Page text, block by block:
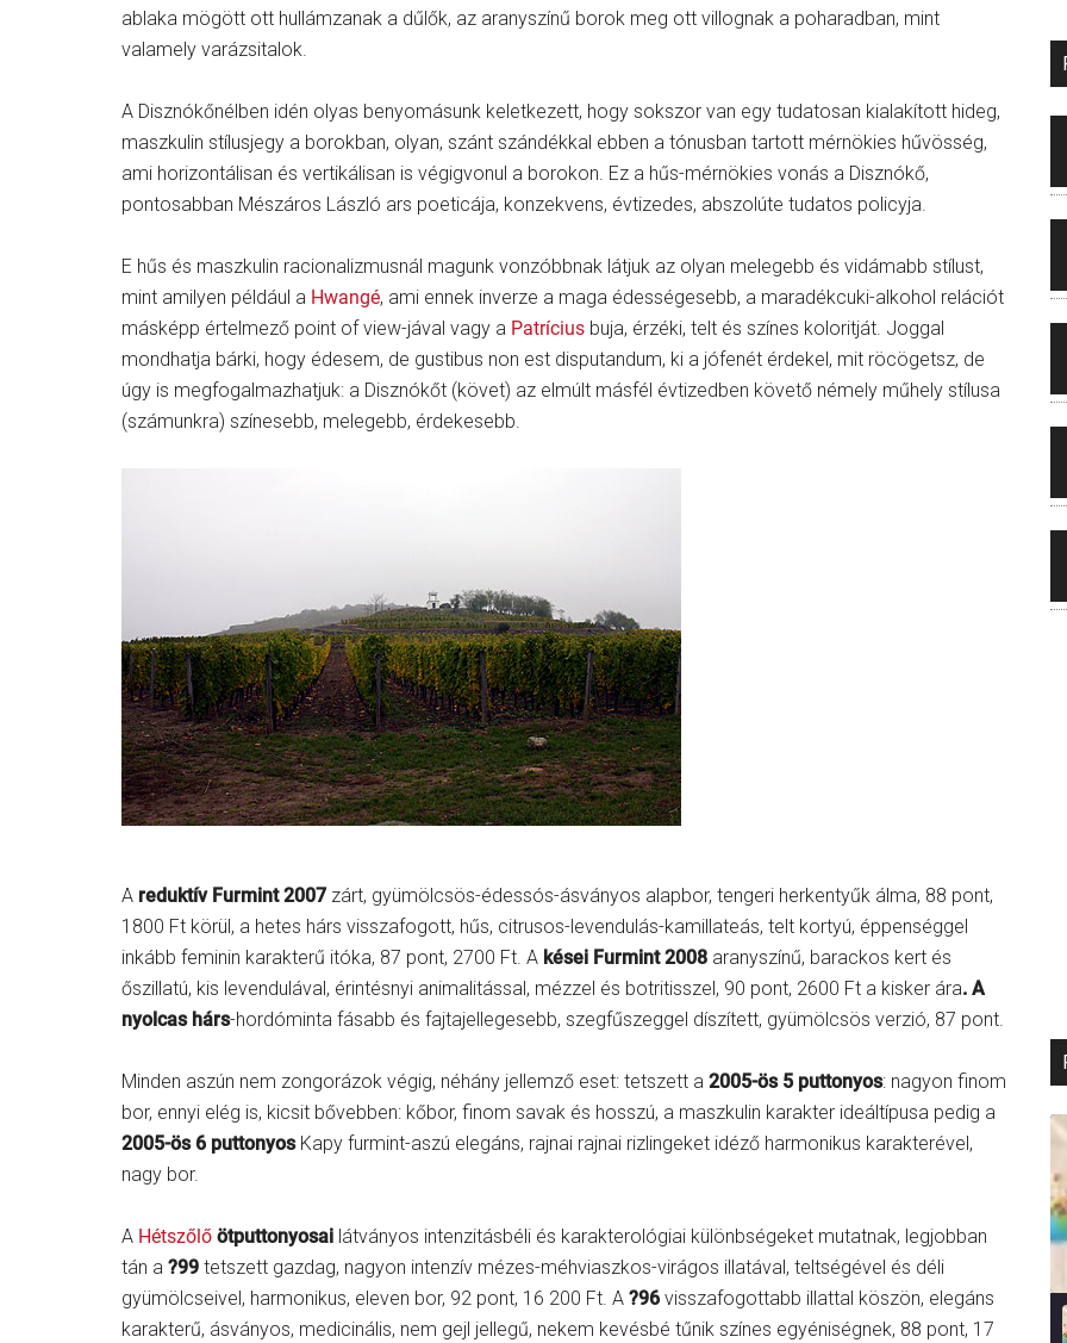
ablaka mögött ott hullámzanak a dűlők, az aranyszínű borok meg ott villognak a poharadban, mint
valamely varázsitalok.
A Disznókőnélben idén olyas benyomásunk keletkezett, hogy sokszor van egy tudatosan kialakított hideg,
maszkulin stílusjegy a borokban, olyan, szánt szándékkal ebben a tónusban tartott mérnökies hűvösség,
ami horizontálisan és vertikálisan is végigvonul a borokon. Ez a hűs-mérnökies vonás a Disznókő,
pontosabban Mészáros László ars poeticája, konzekvens, évtizedes, abszolúte tudatos policyja.
E hűs és maszkulin racionalizmusnál magunk vonzóbbnak látjuk az olyan melegebb és vidámabb stílust,
mint amilyen például a Hwangé, ami ennek inverze a maga édességesebb, a maradékcuki-alkohol relációt
másképp értelmező point of view-jával vagy a Patrícius buja, érzéki, telt és színes koloritját. Joggal
mondhatja bárki, hogy édesem, de gustibus non est disputandum, ki a jófenét érdekel, mit röcögetsz, de
úgy is megfogalmazhatjuk: a Disznókőt (követ) az elmúlt másfél évtizedben követő némely műhely stílusa
(számunkra) színesebb, melegebb, érdekesebb.
A reduktív Furmint 2007 zárt, gyümölcsös-édessós-ásványos alapbor, tengeri herkentyűk álma, 88 pont,
1800 Ft körül, a hetes hárs visszafogott, hűs, citrusos-levendulás-kamillateás, telt kortyú, éppenséggel
inkább feminin karakterű itóka, 87 pont, 2700 Ft. A kései Furmint 2008 aranyszínű, barackos kert és
őszillatú, kis levendulával, érintésnyi animalitással, mézzel és botritisszel, 90 pont, 2600 Ft a kisker ára. A
nyolcas hárs-hordóminta fásabb és fajtajellegesebb, szegfűszeggel díszített, gyümölcsös verzió, 87 pont.
Minden aszún nem zongorázok végig, néhány jellemző eset: tetszett a 2005-ös 5 puttonyos: nagyon finom
bor, ennyi elég is, kicsit bővebben: kőbor, finom savak és hosszú, a maszkulin karakter ideáltípusa pedig a
2005-ös 6 puttonyosKapy furmint-aszú elegáns, rajnai rajnai rizlingeket idéző harmonikus karakterével,
nagy bor.
A Hétszőlő ötputtonyosai látványos intenzitásbéli és karakterológiai különbségeket mutatnak, legjobban
tán a ?99 tetszett gazdag, nagyon intenzív mézes-méhviaszkos-virágos illatával, teltségével és déli
gyümölcseivel, harmonikus, eleven bor, 92 pont, 16 200 Ft. A ?96 visszafogottabb illattal köszön, elegáns
karakterű, ásványos, medicinális, nem gejl jellegű, nekem kevésbé tűnik színes egyéniségnek, 88 pont, 17